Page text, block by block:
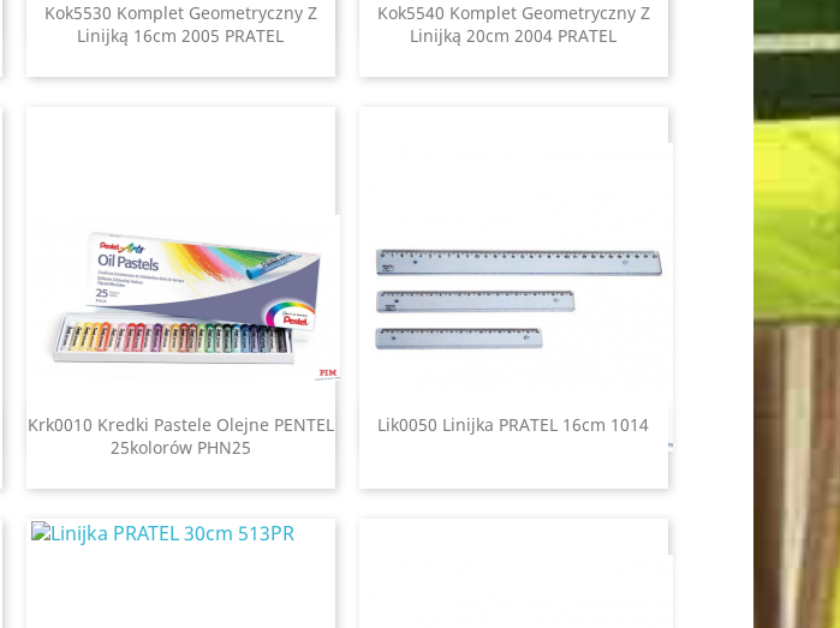
Kok5530 Komplet Geometryczny Z
Linijką 16cm 2005 PRATEL
Szybki podgląd
Kok5540 Komplet Geometryczny Z
Linijką 20cm 2004 PRATEL
Szybki podgląd
Krk0010 Kredki Pastele Olejne PENTEL
25kolorów PHN25
Szybki podgląd Lik0050 Linijka PRATEL 16cm 1014
Szybki podgląd